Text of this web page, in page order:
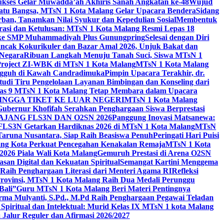
Gelar Muwadda’ah Akhiris Sanah Angkatan ke-48Wujud
Bangsa, MTsN 1 Kota Malang Gelar Upacara BenderaSidang
Tanamkan Nilai Syukur dan Kepedulian SosialMembentuk
dan Ketulusan: MTsN 1 Kota Malang Resmi Lepas 18
SMP Muhammadiyah Plus GunungpringSelesai dengan Diri
Kokurikuler dan Bazar Amal 2026, Unjuk Bakat dan
Ribuan Langkah Menuju Tanah Suci, Siswa MTsN 1
ZI-WBK di MTsN 1 Kota MalangMTsN 1 Kota Malang
di Kawah CandradimukaPimpin Upacara Terakhir, dr.
Tiru Pengelolaan Layanan Bimbingan dan Konseling dari
9 MTsN 1 Kota Malang Tetap Membara dalam Upacara
TIKET KE LUAR NEGERIMTsN 1 Kota Malang
Khofifah Serahkan Penghargaan Siswa Berprestasi
FLS3N DAN O2SN 2026Panggung Inovasi Matsanewa:
Getarkan Hardiknas 2026 di MTsN 1 Kota MalangMTsN
Nusantara, Siap Raih Beasiswa PenuhPeringati Hari Puisi
Kota Perkuat Pencegahan Kenakalan RemajaMTsN 1 Kota
Piala Wali Kota MalangGemuruh Prestasi di Arena O2SN
Digital dan Kekuatan SpiritualSemangat Kartini Menggema
Penghargaan Literasi dari Menteri Agama RIRefleksi
MTsN 1 Kota Malang Raih Dua Medali Perunggu
Guru MTsN 1 Kota Malang Beri Materi Pentingnya
Mulyanti, S.Pd., M.Pd Raih Penghargaan Pegawai Teladan
Spiritual dan Intelektual: Murid Kelas IX MTsN 1 kota Malang
Reguler dan Afirmasi 2026/2027